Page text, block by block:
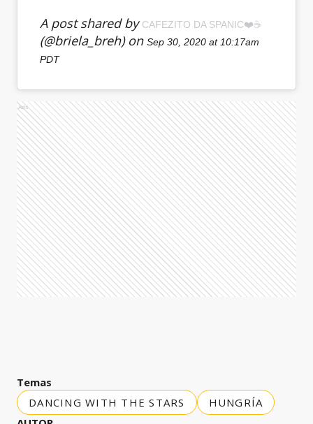
A post shared byCAFEZITO DA SPANIC❤️☕
(@briela_breh) on Sep 30, 2020 at 10:17am
PDT
Ads
Temas
DANCING WITH THE STARS
HUNGRÍA